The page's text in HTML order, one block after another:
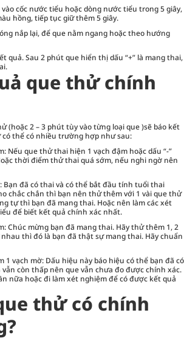
cốc nước tiểu hoặc dòng nước tiểu trong 5 giây,
hồng, tiếp tục giữ thêm 5 giây.
nắp lại, để que nằm ngang hoặc theo hướng
quả. Sau 2 phút que hiển thị dấu “+” là mang thai,
que thử chính
(hoặc 2 – 3 phút tùy vào từng loại que )sẽ báo kết
có thể có nhiều trường hợp như sau:
Nếu que thử thai hiện 1 vạch đậm hoặc dấu “-”
thời điểm thử thai quá sớm, nếu nghi ngờ nên
Bạn đã có thai và có thể bắt đầu tính tuổi thai
chắc chắn thì bạn nên thử thêm với 1 vài que thử
tự thì bạn đã mang thai. Hoặc nên làm các xét
để biết kết quả chính xác nhất.
Chúc mừng bạn đã mang thai. Hãy thử thêm 1, 2
thì đó là bạn đã thật sự mang thai. Hãy chuẩn
1 vạch mờ: Dấu hiệu này báo hiệu có thể bạn đã có
còn thấp nên que vẫn chưa đo được chính xác.
nữa hoặc đi làm xét nghiệm để có được kết quả
thử có chính